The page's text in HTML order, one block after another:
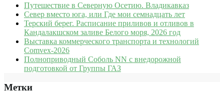
Путешествие в Северную Осетию. Владикавказ
Север вместо юга, или Где мои семнадцать лет
Терский берег. Расписание приливов и отливов в
Кандалакшском заливе Белого моря, 2026 год
Выставка коммерческого транспорта и технологий
Comvex-2026
Полноприводный Соболь NN с внедорожной
подготовкой от Группы ГАЗ
Метки